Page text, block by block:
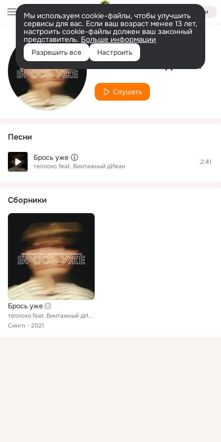
Войти
Мы используем cookie-файлы, чтобы улучшить
сервисы для вас. Если ваш возраст менее 13 лет,
настроить cookie-файлы должен ваш законный
представитель. Больше информации
Разрешить все Настроить
Исполнитель
Винтажный дИван
Слушать
Песни
Брось уже
теплохо feat. Винтажный дИван
2:41
Сборники
Брось уже
теплохо feat. Винтажный дИван
Сингл
2021